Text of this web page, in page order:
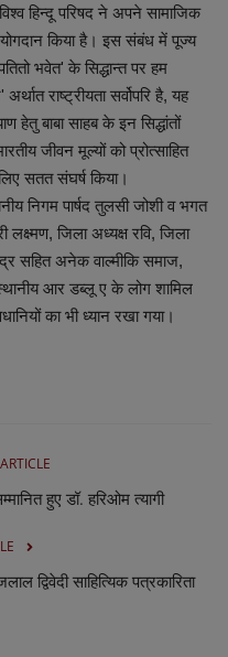
हिन्दू परिषद ने अपने सामाजिक
किया है। इस संबंध में पूज्य
भवेत' के सिद्धान्त पर हम
राष्ट्रीयता सर्वोपरि है, यह
हेतु बाबा साहब के इन सिद्धांतों
जीवन मूल्यों को प्रोत्साहित
सतत संघर्ष किया।
निगम पार्षद तुलसी जोशी व भगत
लक्ष्मण, जिला अध्यक्ष रवि, जिला
सहित अनेक वाल्मीकि समाज,
आर डब्लू ए के लोग शामिल
का भी ध्यान रखा गया।
हुए डॉ. हरिओम त्यागी
द्विवेदी साहित्यिक पत्रकारिता